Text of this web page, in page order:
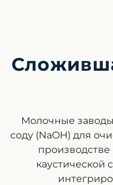
Молочные
соду (NaOH) для
производстве
каустической